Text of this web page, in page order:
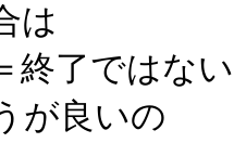
は
終了ではな
が良いの